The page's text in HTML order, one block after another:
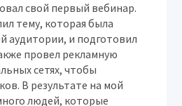
свой первый вебинар.
тему, которая была
аудитории, и подготовил
провел рекламную
сетях, чтобы
В результате на мой
людей, которые